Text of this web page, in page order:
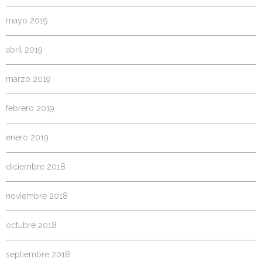
mayo 2019
abril 2019
marzo 2019
febrero 2019
enero 2019
diciembre 2018
noviembre 2018
octubre 2018
septiembre 2018